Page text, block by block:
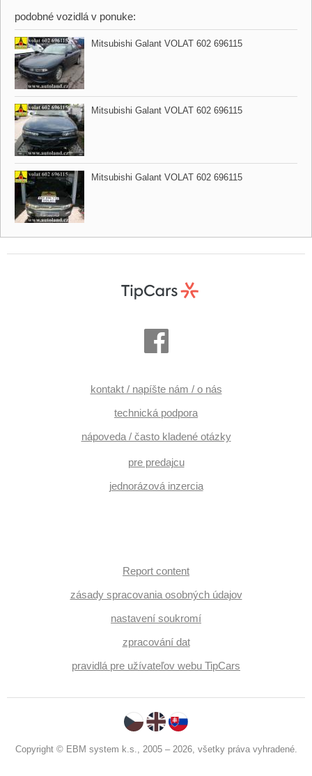
podobné vozidlá v ponuke:
Mitsubishi Galant VOLAT 602 696115
Mitsubishi Galant VOLAT 602 696115
Mitsubishi Galant VOLAT 602 696115
kontakt / napíšte nám / o nás
technická podpora
nápoveda / často kladené otázky
pre predajcu
jednorázová inzercia
Report content
zásady spracovania osobných údajov
nastavení soukromí
zpracování dat
pravidlá pre užívateľov webu TipCars
Copyright © EBM system k.s., 2005 – 2026, všetky práva vyhradené.